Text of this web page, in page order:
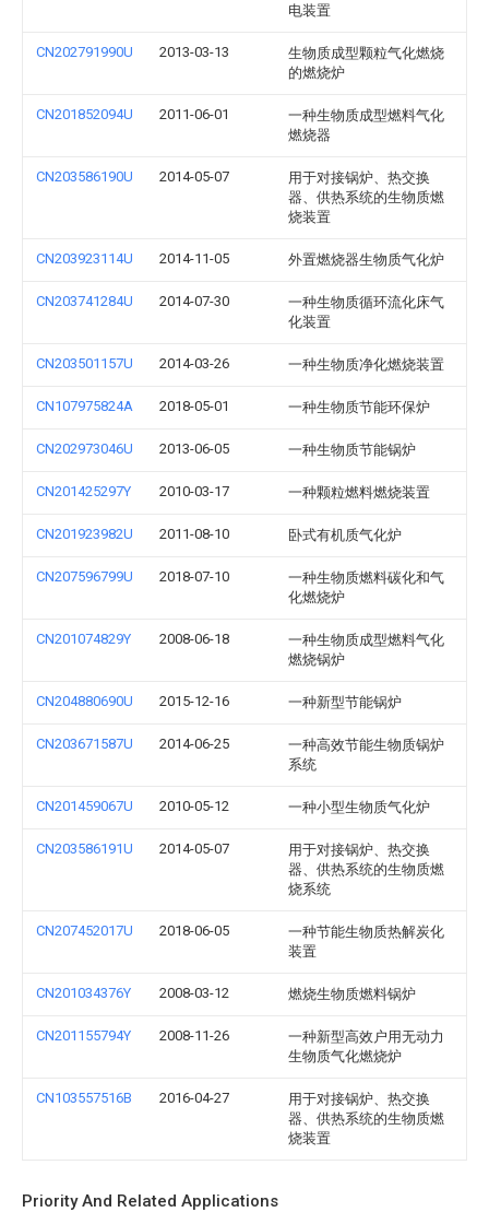
电装置
CN202791990U 2013-03-13
生物质成型颗粒气化燃烧
的燃烧炉
CN201852094U 2011-06-01
一种生物质成型燃料气化
燃烧器
CN203586190U 2014-05-07
用于对接锅炉、热交换
器、供热系统的生物质燃
烧装置
CN203923114U 2014-11-05 外置燃烧器生物质气化炉
CN203741284U 2014-07-30
一种生物质循环流化床气
化装置
CN203501157U 2014-03-26 一种生物质净化燃烧装置
CN107975824A 2018-05-01 一种生物质节能环保炉
CN202973046U 2013-06-05 一种生物质节能锅炉
CN201425297Y 2010-03-17 一种颗粒燃料燃烧装置
CN201923982U 2011-08-10 卧式有机质气化炉
CN207596799U 2018-07-10
一种生物质燃料碳化和气
化燃烧炉
CN201074829Y 2008-06-18
一种生物质成型燃料气化
燃烧锅炉
CN204880690U 2015-12-16 一种新型节能锅炉
CN203671587U 2014-06-25
一种高效节能生物质锅炉
系统
CN201459067U 2010-05-12 一种小型生物质气化炉
CN203586191U 2014-05-07
用于对接锅炉、热交换
器、供热系统的生物质燃
烧系统
CN207452017U 2018-06-05
一种节能生物质热解炭化
装置
CN201034376Y 2008-03-12 燃烧生物质燃料锅炉
CN201155794Y 2008-11-26
一种新型高效户用无动力
生物质气化燃烧炉
CN103557516B 2016-04-27
用于对接锅炉、热交换
器、供热系统的生物质燃
烧装置
Priority And Related Applications